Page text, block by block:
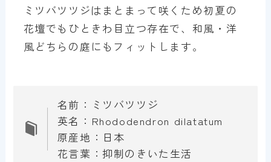
ミツバツツジはまとまって咲くため初夏の
花壇でもひときわ目立つ存在で、和風・洋
風どちらの庭にもフィットします。
名前：ミツバツツジ
英名：Rhododendron dilatatum
原産地：日本
花言葉：抑制のきいた生活